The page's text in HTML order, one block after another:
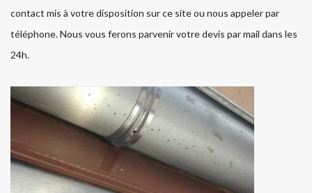
contact mis à votre disposition sur ce site ou nous appeler par
téléphone. Nous vous ferons parvenir votre devis par mail dans les
24h.